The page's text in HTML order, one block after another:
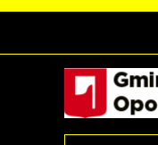
do
strony
do
menu
wyszukiwarki
ścieżki
nawigacyjnej
kategorii
aktualności
do
kalendarza
wydarzeń
do
galerii
do
stopki